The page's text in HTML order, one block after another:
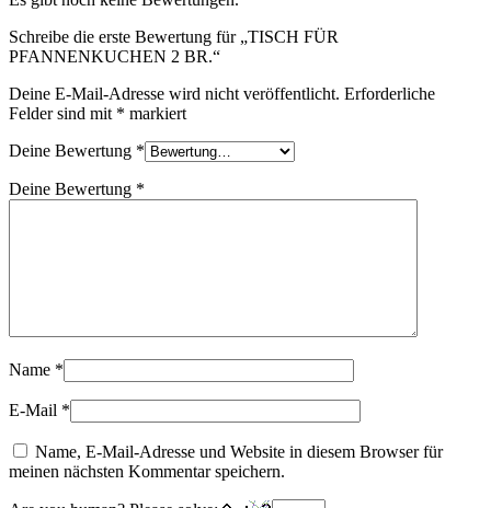
Schreibe die erste Bewertung für „TISCH FÜR
PFANNENKUCHEN 2 BR.“
Deine E-Mail-Adresse wird nicht veröffentlicht. Erforderliche
Felder sind mit * markiert
Deine Bewertung *
Deine Bewertung *
Name *
E-Mail *
Name, E-Mail-Adresse und Website in diesem Browser für
meinen nächsten Kommentar speichern.